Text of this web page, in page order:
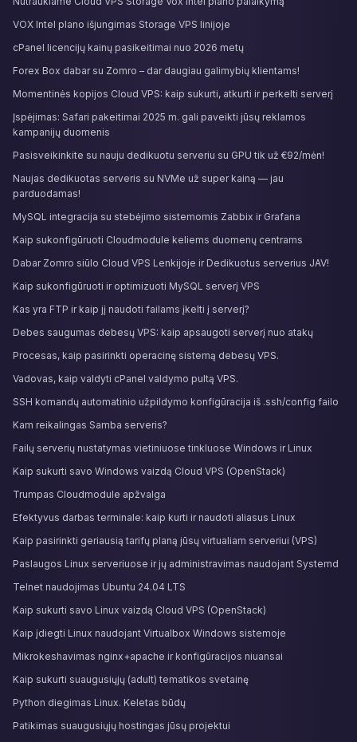
VOX Intel plano išjungimas Storage VPS linijoje
cPanel licencijų kainų pasikeitimai nuo 2026 metų
Forex Box dabar su Zomro – dar daugiau galimybių klientams!
Momentinės kopijos Cloud VPS: kaip sukurti, atkurti ir perkelti serverį
Įspėjimas: Safari pakeitimai 2025 m. gali paveikti jūsų reklamos
kampanijų duomenis
Pasisveikinkite su nauju dedikuotu serveriu su GPU tik už €92/mėn!
Naujas dedikuotas serveris su NVMe už super kainą — jau
parduodamas!
MySQL integracija su stebėjimo sistemomis Zabbix ir Grafana
Kaip sukonfigūruoti Cloudmodule keliems duomenų centrams
Dabar Zomro siūlo Cloud VPS Lenkijoje ir Dedikuotus serverius JAV!
Kaip sukonfigūruoti ir optimizuoti MySQL serverį VPS
Kas yra FTP ir kaip jį naudoti failams įkelti į serverį?
Debes saugumas debesų VPS: kaip apsaugoti serverį nuo atakų
Procesas, kaip pasirinkti operacinę sistemą debesų VPS.
Vadovas, kaip valdyti cPanel valdymo pultą VPS.
SSH komandų automatinio užpildymo konfigūracija iš .ssh/config failo
Kam reikalingas Samba serveris?
Failų serverių nustatymas vietiniuose tinkluose Windows ir Linux
Kaip sukurti savo Windows vaizdą Cloud VPS (OpenStack)
Trumpas Cloudmodule apžvalga
Efektyvus darbas terminale: kaip kurti ir naudoti aliasus Linux
Kaip pasirinkti geriausią tarifų planą jūsų virtualiam serveriui (VPS)
Paslaugos Linux serveriuose ir jų administravimas naudojant Systemd
Telnet naudojimas Ubuntu 24.04 LTS
Kaip sukurti savo Linux vaizdą Cloud VPS (OpenStack)
Kaip įdiegti Linux naudojant Virtualbox Windows sistemoje
Mikrokeshavimas nginx+apache ir konfigūracijos niuansai
Kaip sukurti suaugusiųjų (adult) tematikos svetainę
Python diegimas Linux. Keletas būdų
Patikimas suaugusiųjų hostingas jūsų projektui